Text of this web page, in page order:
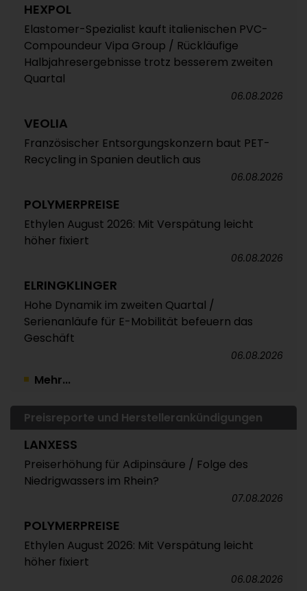
HEXPOL
Elastomer-Spezialist kauft italienischen PVC-
Compoundeur Vipa Group / Rückläufige
Halbjahresergebnisse trotz besserem zweiten
Quartal
06.08.2026
VEOLIA
Französischer Entsorgungskonzern baut PET-
Recycling in Spanien deutlich aus
06.08.2026
POLYMERPREISE
Ethylen August 2026: Mit Verspätung leicht
höher fixiert
06.08.2026
ELRINGKLINGER
Hohe Dynamik im zweiten Quartal /
Serienanläufe für E-Mobilität befeuern das
Geschäft
06.08.2026
Mehr...
Preisreporte und Herstellerankündigungen
LANXESS
Preiserhöhung für Adipinsäure / Folge des
Niedrigwassers im Rhein?
07.08.2026
POLYMERPREISE
Ethylen August 2026: Mit Verspätung leicht
höher fixiert
06.08.2026